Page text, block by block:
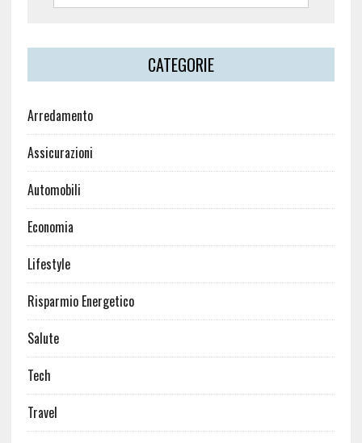
CATEGORIE
Arredamento
Assicurazioni
Automobili
Economia
Lifestyle
Risparmio Energetico
Salute
Tech
Travel